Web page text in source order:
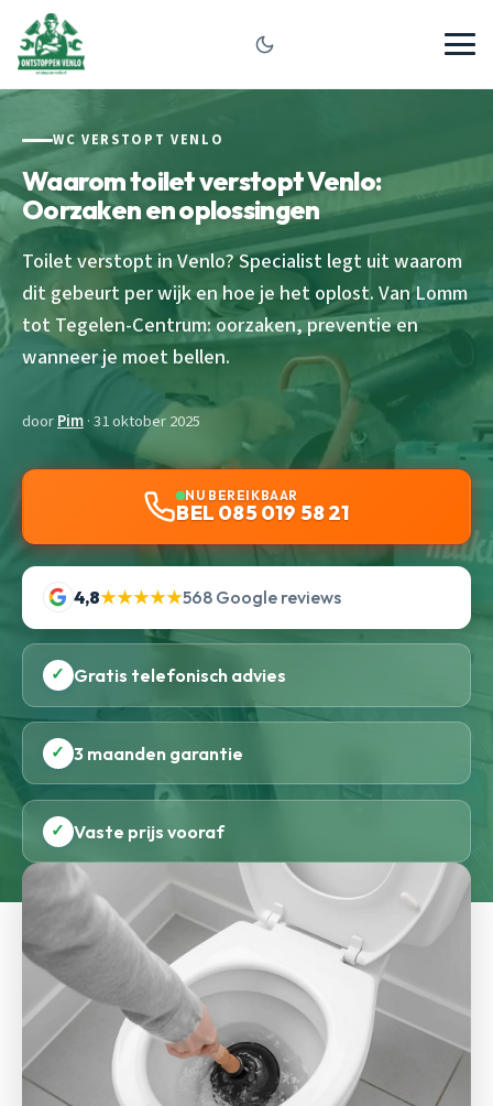
WC VERSTOPT VENLO
Waarom toilet verstopt Venlo:
Oorzaken en oplossingen
Toilet verstopt in Venlo? Specialist legt uit waarom
dit gebeurt per wijk en hoe je het oplost. Van Lomm
tot Tegelen-Centrum: oorzaken, preventie en
wanneer je moet bellen.
doorPim· 31 oktober 2025
NU BEREIKBAAR
BEL 085 019 58 21
4,8★★★★★568 Google reviews
✓ Gratis telefonisch advies
✓ 3 maanden garantie
✓ Vaste prijs vooraf